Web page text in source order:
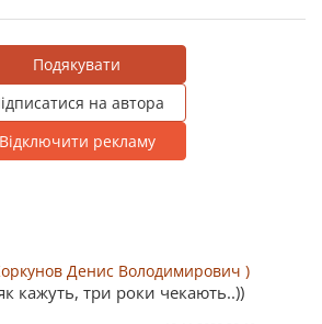
Подякувати
на автора
Відключити рекламу
Денис Володимирович )
кажуть, три роки чекають..))